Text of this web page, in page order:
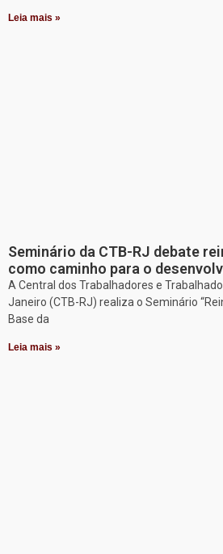
Leia mais »
Seminário da CTB-RJ debate
como caminho para o
A Central dos Trabalhadores e
Janeiro (CTB-RJ) realiza o Seminário
Base da
Leia mais »